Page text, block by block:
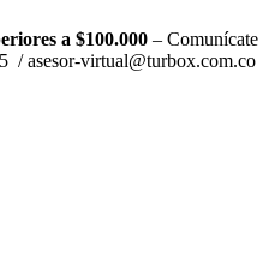
a $100.000 – Comunícate
/ asesor-virtual@turbox.com.co